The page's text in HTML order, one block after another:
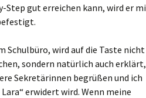
Step gut erreichen kann, wird er
Schulbüro, wird auf die Taste nicht
sondern natürlich auch erklärt,
Sekretärinnen begrüßen und ich
erwidert wird. Wenn meine